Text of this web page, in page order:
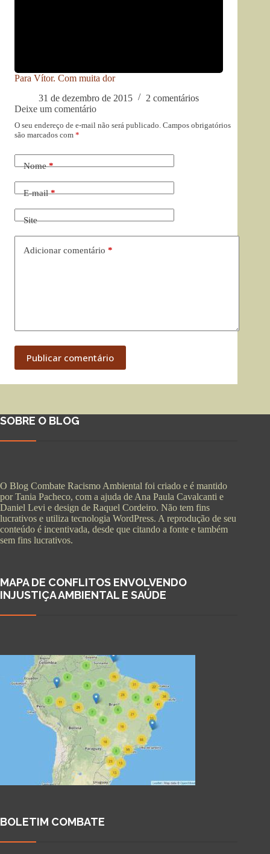
Para Vítor. Com muita dor
31 de dezembro de 2015
2 comentários
Deixe um comentário
O seu endereço de e-mail não será publicado. Campos obrigatórios
são marcados com *
Nome*
E-mail*
Site
Adicionar comentário *
Publicar comentário
SOBRE O BLOG
O Blog Combate Racismo Ambiental foi criado e é mantido
por Tania Pacheco, com a ajuda de Ana Paula Cavalcanti e
Daniel Levi e design de Raquel Cordeiro. Não tem fins
lucrativos e utiliza tecnologia WordPress. A reprodução de seu
conteúdo é incentivada, desde que citando a fonte e também
sem fins lucrativos.
MAPA DE CONFLITOS ENVOLVENDO
INJUSTIÇA AMBIENTAL E SAÚDE
BOLETIM COMBATE